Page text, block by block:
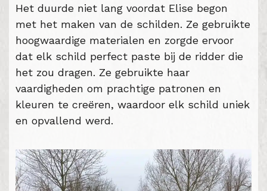
Het duurde niet lang voordat Elise begon
met het maken van de schilden. Ze gebruikte
hoogwaardige materialen en zorgde ervoor
dat elk schild perfect paste bij de ridder die
het zou dragen. Ze gebruikte haar
vaardigheden om prachtige patronen en
kleuren te creëren, waardoor elk schild uniek
en opvallend werd.